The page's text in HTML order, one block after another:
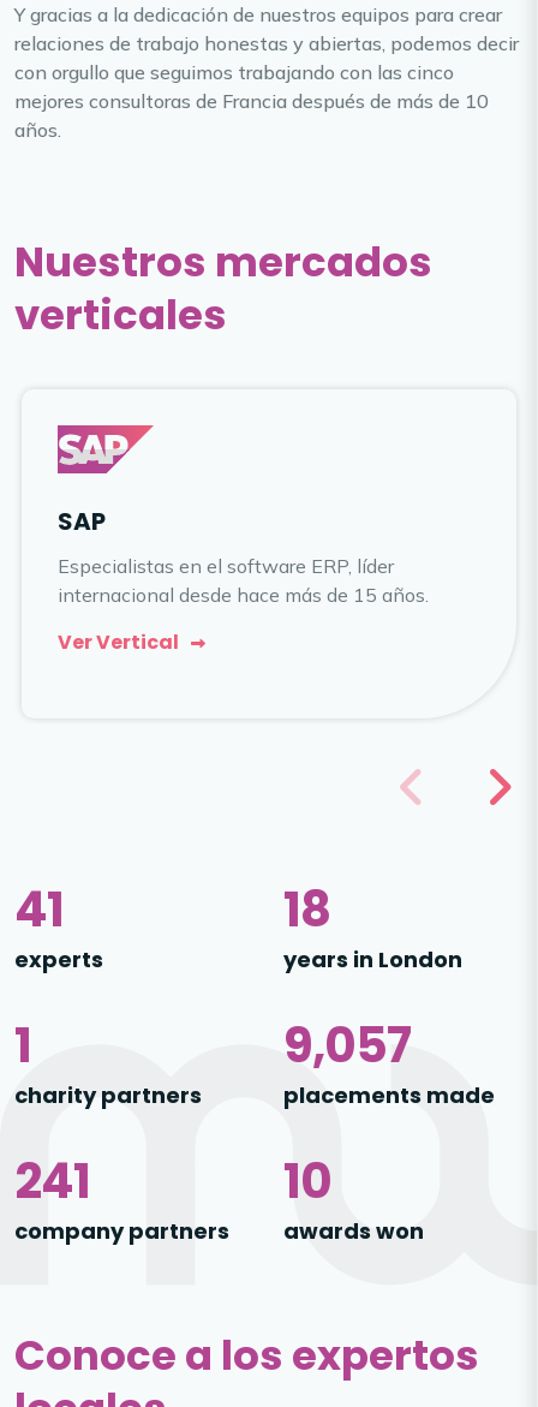
Y gracias a la dedicación de nuestros equipos para crear
relaciones de trabajo honestas y abiertas, podemos decir
con orgullo que seguimos trabajando con las cinco
mejores consultoras de Francia después de más de 10
años.
Nuestros mercados
verticales
SAP
Especialistas en el software ERP, líder
internacional desde hace más de 15 años.
Ver Vertical
55
experts
24
years in London
1
charity partners
12,407
placements made
340
company partners
14
awards won
Conoce a los expertos